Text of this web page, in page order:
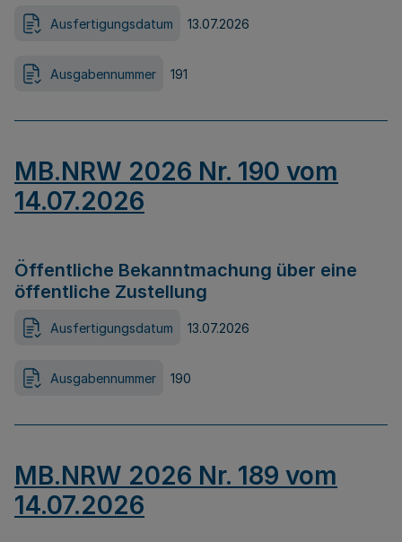
Ausfertigungsdatum 13.07.2026
Ausgabennummer 191
MB.NRW 2026 Nr. 190 vom
14.07.2026
Öffentliche Bekanntmachung über eine
öffentliche Zustellung
Ausfertigungsdatum 13.07.2026
Ausgabennummer 190
MB.NRW 2026 Nr. 189 vom
14.07.2026